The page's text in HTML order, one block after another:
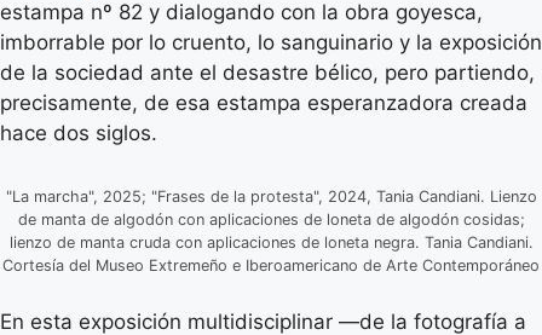
estampa nº 82 y dialogando con la obra goyesca,
imborrable por lo cruento, lo sanguinario y la exposición
de la sociedad ante el desastre bélico, pero partiendo,
precisamente, de esa estampa esperanzadora creada
hace dos siglos.
"La marcha", 2025; "Frases de la protesta", 2024, Tania Candiani. Lienzo
de manta de algodón con aplicaciones de loneta de algodón cosidas;
lienzo de manta cruda con aplicaciones de loneta negra. Tania Candiani.
Cortesía del Museo Extremeño e Iberoamericano de Arte Contemporáneo
En esta exposición multidisciplinar —de la fotografía a